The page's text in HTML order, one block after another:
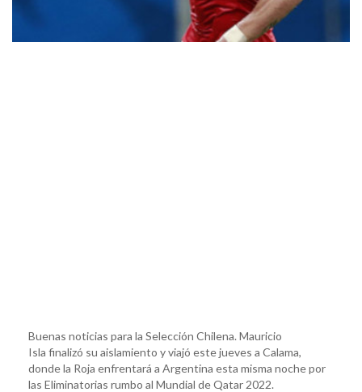
Buenas noticias para la Selección Chilena. Mauricio
Isla finalizó su aislamiento y viajó este jueves a Calama,
donde la Roja enfrentará a Argentina esta misma noche por
las Eliminatorias rumbo al Mundial de Qatar 2022.